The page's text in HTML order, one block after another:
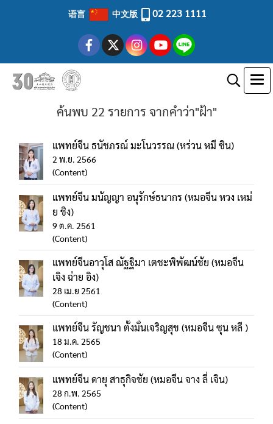
语言 中文版 02 223 1111
ค้นพบ 22 รายการ จากคำว่า"ฝ้า"
แพทย์จีน ธนัชภรณ์ มะโนวรรณ (หร่วน หมี ซิน)
2 พ.ย. 2566
(Content)
แพทย์จีน มนัญญา อนุรักษ์ธนากร (หมอจีน หวง เหม่
ย ชิง)
9 ต.ค. 2561
(Content)
แพทย์จีนอาวุโส ณัฐฐิมา เตชะพิพัฒน์ชัย (หมอจีน
เจิง ฉ่าย อิง)
28 เม.ย 2561
(Content)
แพทย์จีน รัญชนา ตั้งมั่นเจริญสุข (หมอจีน ซุน หลี )
18 ม.ค. 2565
(Content)
แพทย์จีน ดายุ สาธุกิจชัย (หมอจีน จาง ลี่ เจิน)
28 ก.พ. 2565
(Content)